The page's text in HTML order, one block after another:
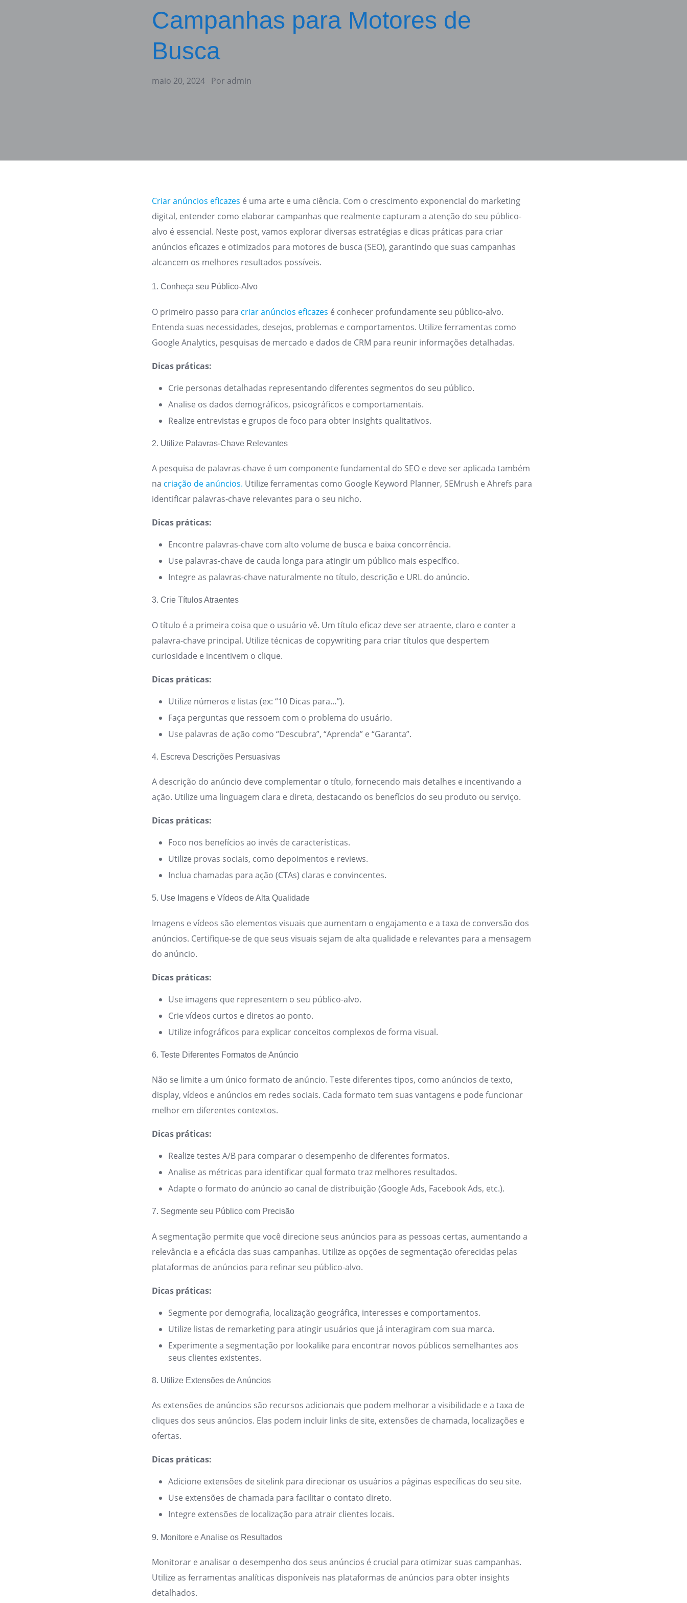
Campanhas para Motores de
Busca
maio 20, 2024 Por admin
Criar anúncios eficazes é uma arte e uma ciência. Com o crescimento exponencial do marketing
digital, entender como elaborar campanhas que realmente capturam a atenção do seu público-
alvo é essencial. Neste post, vamos explorar diversas estratégias e dicas práticas para criar
anúncios eficazes e otimizados para motores de busca (SEO), garantindo que suas campanhas
alcancem os melhores resultados possíveis.
1. Conheça seu Público-Alvo
O primeiro passo para criar anúncios eficazes é conhecer profundamente seu público-alvo.
Entenda suas necessidades, desejos, problemas e comportamentos. Utilize ferramentas como
Google Analytics, pesquisas de mercado e dados de CRM para reunir informações detalhadas.
Dicas práticas:
Crie personas detalhadas representando diferentes segmentos do seu público.
Analise os dados demográficos, psicográficos e comportamentais.
Realize entrevistas e grupos de foco para obter insights qualitativos.
2. Utilize Palavras-Chave Relevantes
A pesquisa de palavras-chave é um componente fundamental do SEO e deve ser aplicada também
na criação de anúncios. Utilize ferramentas como Google Keyword Planner, SEMrush e Ahrefs para
identificar palavras-chave relevantes para o seu nicho.
Dicas práticas:
Encontre palavras-chave com alto volume de busca e baixa concorrência.
Use palavras-chave de cauda longa para atingir um público mais específico.
Integre as palavras-chave naturalmente no título, descrição e URL do anúncio.
3. Crie Títulos Atraentes
O título é a primeira coisa que o usuário vê. Um título eficaz deve ser atraente, claro e conter a
palavra-chave principal. Utilize técnicas de copywriting para criar títulos que despertem
curiosidade e incentivem o clique.
Dicas práticas:
Utilize números e listas (ex: “10 Dicas para…”).
Faça perguntas que ressoem com o problema do usuário.
Use palavras de ação como “Descubra”, “Aprenda” e “Garanta”.
4. Escreva Descrições Persuasivas
A descrição do anúncio deve complementar o título, fornecendo mais detalhes e incentivando a
ação. Utilize uma linguagem clara e direta, destacando os benefícios do seu produto ou serviço.
Dicas práticas:
Foco nos benefícios ao invés de características.
Utilize provas sociais, como depoimentos e reviews.
Inclua chamadas para ação (CTAs) claras e convincentes.
5. Use Imagens e Vídeos de Alta Qualidade
Imagens e vídeos são elementos visuais que aumentam o engajamento e a taxa de conversão dos
anúncios. Certifique-se de que seus visuais sejam de alta qualidade e relevantes para a mensagem
do anúncio.
Dicas práticas:
Use imagens que representem o seu público-alvo.
Crie vídeos curtos e diretos ao ponto.
Utilize infográficos para explicar conceitos complexos de forma visual.
6. Teste Diferentes Formatos de Anúncio
Não se limite a um único formato de anúncio. Teste diferentes tipos, como anúncios de texto,
display, vídeos e anúncios em redes sociais. Cada formato tem suas vantagens e pode funcionar
melhor em diferentes contextos.
Dicas práticas:
Realize testes A/B para comparar o desempenho de diferentes formatos.
Analise as métricas para identificar qual formato traz melhores resultados.
Adapte o formato do anúncio ao canal de distribuição (Google Ads, Facebook Ads, etc.).
7. Segmente seu Público com Precisão
A segmentação permite que você direcione seus anúncios para as pessoas certas, aumentando a
relevância e a eficácia das suas campanhas. Utilize as opções de segmentação oferecidas pelas
plataformas de anúncios para refinar seu público-alvo.
Dicas práticas:
Segmente por demografia, localização geográfica, interesses e comportamentos.
Utilize listas de remarketing para atingir usuários que já interagiram com sua marca.
Experimente a segmentação por lookalike para encontrar novos públicos semelhantes aos
seus clientes existentes.
8. Utilize Extensões de Anúncios
As extensões de anúncios são recursos adicionais que podem melhorar a visibilidade e a taxa de
cliques dos seus anúncios. Elas podem incluir links de site, extensões de chamada, localizações e
ofertas.
Dicas práticas:
Adicione extensões de sitelink para direcionar os usuários a páginas específicas do seu site.
Use extensões de chamada para facilitar o contato direto.
Integre extensões de localização para atrair clientes locais.
9. Monitore e Analise os Resultados
Monitorar e analisar o desempenho dos seus anúncios é crucial para otimizar suas campanhas.
Utilize as ferramentas analíticas disponíveis nas plataformas de anúncios para obter insights
detalhados.